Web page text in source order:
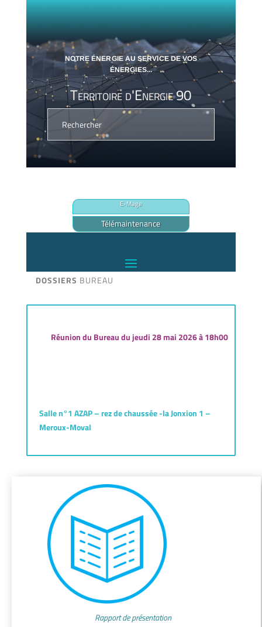
NOTRE ÉNERGIE AU SERVICE DE VOS
ÉNERGIES...
Territoire d'Energie 90
E-Mage
Télémaintenance
DOSSIERS BUREAU
Réunion du Bureau du jeudi 28 mai 2026 à 18h00
Salle n°1 AZAP – rez de chaussée -la Jonxion 1 –
Meroux-Moval
Rapport de présentation